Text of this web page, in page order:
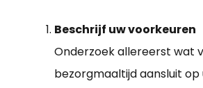
Beschrijf uw voorkeuren
Onderzoek allereerst wat
bezorgmaaltijd aansluit op